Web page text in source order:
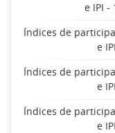
e IPI -
Índices de
e
Índices de
e
Índices de
e